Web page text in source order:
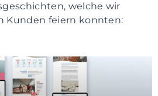
welche wir
Kunden feiern konnten: